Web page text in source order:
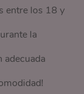
entre los 18 y
la
adecuada